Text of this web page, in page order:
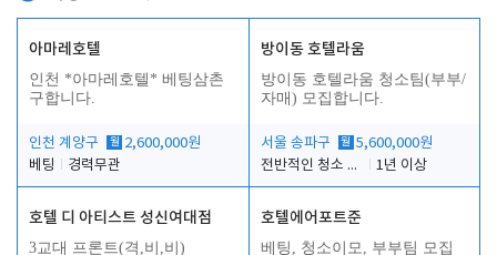
아마레호텔
인천 *아마레호텔* 베팅삼촌
구합니다.
인천 계양구 월 2,600,000원
베팅
경력무관
방이동 호텔라움
방이동 호텔라움 청소팀(부부/
자매) 모집합니다.
서울 송파구 월 5,600,000원
전반적인 청소 업무(객실청소.객실정리)
1년 이상
호텔 디 아티스트 성신여대점
3교대 프론트(격,비,비)
호텔에어포트준
베팅, 청소이모, 부부팀 모집